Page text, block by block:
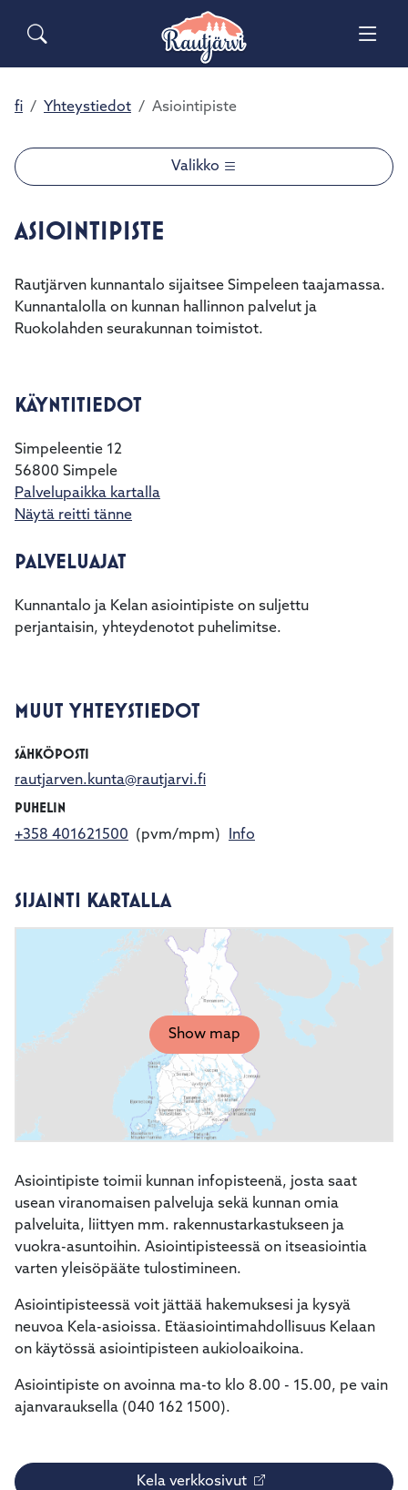
Siirry pääsisältöön Siirry päävalikkoon
Sähköiset lomakkeet
Haku
Asuminen ja ympäristö
Opetus ja kasvatus
Hyvinvointi ja terveys
Elinvoima ja työ
fi Yhteystiedot Asiointipiste
Valikko
ASIOINTIPISTE
Rautjärven kunnantalo sijaitsee Simpeleen taajamassa.
Kunnantalolla on kunnan hallinnon palvelut ja
Ruokolahden seurakunnan toimistot.
KÄYNTITIEDOT
Simpeleentie 12
56800 Simpele
Palvelupaikka kartalla
Näytä reitti tänne
PALVELUAJAT
Kunnantalo ja Kelan asiointipiste on suljettu
perjantaisin, yhteydenotot puhelimitse.
MUUT YHTEYSTIEDOT
SÄHKÖPOSTI
rautjarven.kunta@rautjarvi.fi
PUHELIN
+358 401621500 (pvm/mpm) Info
SIJAINTI KARTALLA
Show map
Asiointipiste toimii kunnan infopisteenä, josta saat
usean viranomaisen palveluja sekä kunnan omia
palveluita, liittyen mm. rakennustarkastukseen ja
vuokra-asuntoihin. Asiointipisteessä on itseasiointia
varten yleisöpääte tulostimineen.
Asiointipisteessä voit jättää hakemuksesi ja kysyä
neuvoa Kela-asioissa. Etäasiointimahdollisuus Kelaan
on käytössä asiointipisteen aukioloaikoina.
Asiointipiste on avoinna ma-to klo 8.00 - 15.00, pe vain
ajanvarauksella (040 162 1500).
Kela verkkosivut